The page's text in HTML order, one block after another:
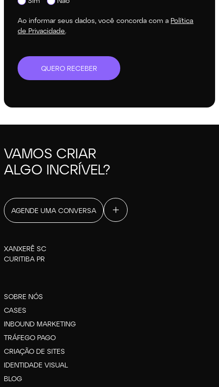
Ao informar seus dados, você concorda com aPolítica
de Privacidade.
QUERO RECEBER
VAMOS CRIAR
ALGO INCRÍVEL?
AGENDE UMA CONVERSA
XANXERÊ SC
CURITIBA PR
SOBRE NÓS
CASES
INBOUND MARKETING
TRÁFEGO PAGO
CRIAÇÃO DE SITES
IDENTIDADE VISUAL
BLOG